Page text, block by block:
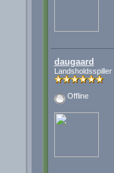
daugaard
Landsholdsspiller
Offline